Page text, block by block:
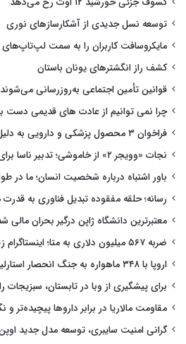
توسعه نسل جدیدی از آشکارسازهای نوری
مایکروسافت کاربران را به سمت
کشف راز انگشترهای یونان باستان
قوانین تأمین اجتماعی به‌روزرسانی
چرا نمی توانیم از عادت های قدیمی دست
فراخوان ۳ محصول پزشکی و دارویی به دلیل خطرهای کیفی و ایمنی
نجات «وویجر ۲» از خاموشی؛ تدبیر ناسا برای حفظ کاوشگر ۴۸ ساله
باور اشتباه درباره شخصیت انسان؛ ما در
رسانه؛ حلقه مفقوده تبدیل فناوری به
معتبرترین دانشگاه ژاپن درگیر بحران مالی
ضربه ۵۶۷ میلیون دلاری به متا؛ اینستاگرام زیر تیغ دادگاه
اروپا با ۳۴۸ ماهواره به جنگ انحصار استارلینک می‌رود
برای پیشگیری از وبا در تابستان،
مقاومت مالاریا در برابر داروها پیچیده‌تر
گرانی امنیت سایبری، توسعه مدل جدید